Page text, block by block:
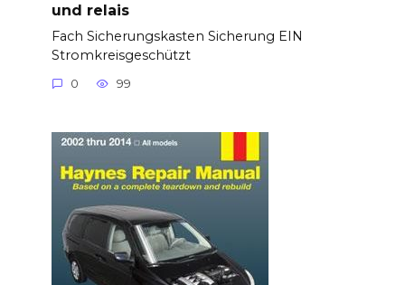
und relais
Fach Sicherungskasten Sicherung EIN
Stromkreisgeschützt
0 99